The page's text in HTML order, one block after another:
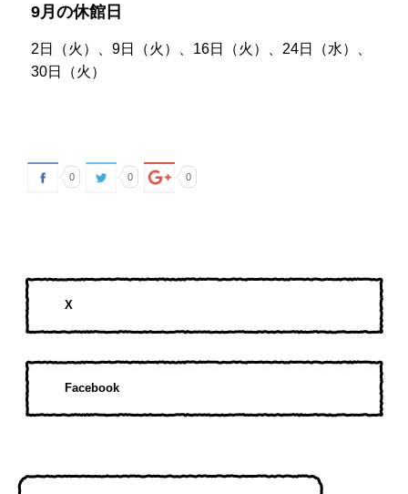
9月の休館日
2日（火）、9日（火）、16日（火）、24日（水）、
30日（火）
0 0 0
X
Facebook